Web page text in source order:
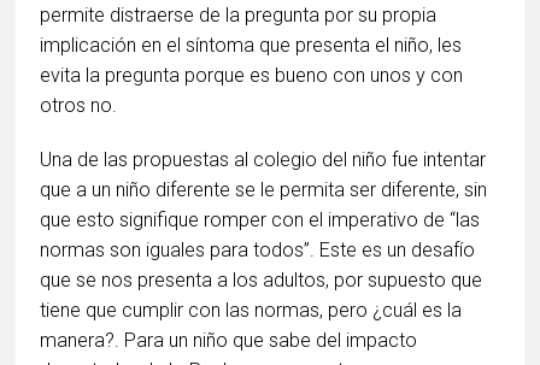
permite distraerse de la pregunta por su propia
implicación en el síntoma que presenta el niño, les
evita la pregunta porque es bueno con unos y con
otros no.
Una de las propuestas al colegio del niño fue intentar
que a un niño diferente se le permita ser diferente, sin
que esto signifique romper con el imperativo de “las
normas son iguales para todos”. Este es un desafío
que se nos presenta a los adultos, por supuesto que
tiene que cumplir con las normas, pero ¿cuál es la
manera?. Para un niño que sabe del impacto